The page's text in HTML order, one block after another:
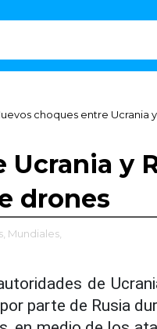
choques entre Ucrania
y
drones
Mundiales,
de
parte de Rusia